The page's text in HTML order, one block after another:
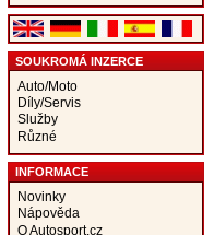
SOUKROMÁ INZERCE
Auto/Moto
Díly/Servis
Služby
Různé
INFORMACE
Novinky
Nápověda
O Autosport.cz